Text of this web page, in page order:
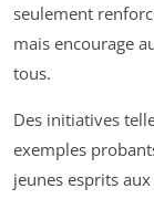
seulement
mais encourage
tous.
Des initiatives
exemples
jeunes esprits